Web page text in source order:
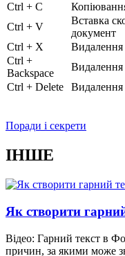
Ctrl + C
Ctrl + V
Вставка
документ
Ctrl + X
Видалення
Ctrl +
Backspace
Видалення
Ctrl + Delete
Видалення
Поради і секрети
ІНШЕ
Як створити
Відео: Гарний текст в
причин, за якими може